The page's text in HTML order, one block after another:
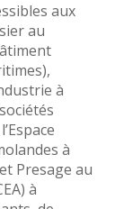
aux
au
à
à
Presage au
à